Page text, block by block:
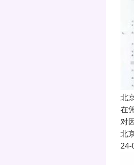
北
在
对
北
24-